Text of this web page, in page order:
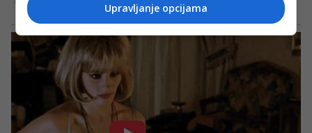
Upravljanje opcijama